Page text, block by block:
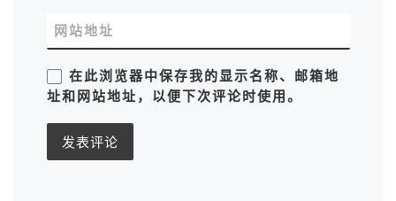
网站地址
在此浏览器中保存我的显示名称、邮箱地
址和网站地址，以便下次评论时使用。